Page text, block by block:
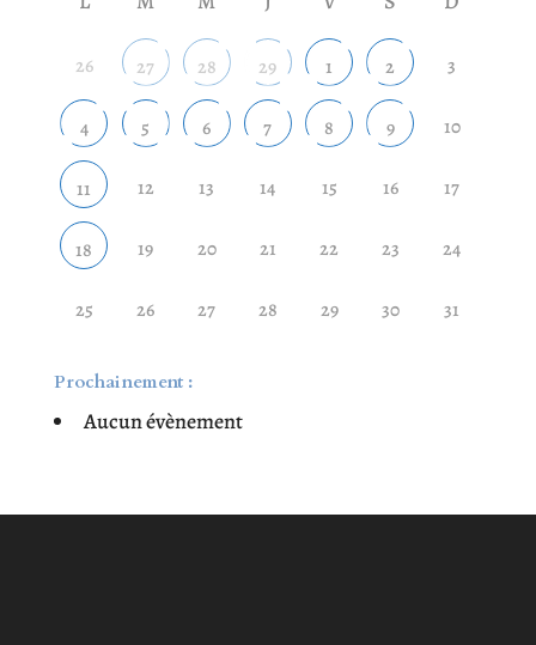
26 27 28 29 1 2 3
4 5 6 7 8 9 10
11 12 13 14 15 16 17
18 19 20 21 22 23 24
25 26 27 28 29 30 31
Prochainement :
Aucun évènement